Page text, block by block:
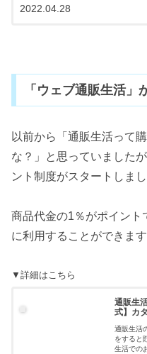
2022.04.28
「ウェブ通販生活」
以前から「通販生活って
な？」と思っていました
ント制度がスタートしまし
商品代金の1％がポイン
に利用することができます
▼詳細はこちら
通販生
式】カ
通販生活
をすると
生活での